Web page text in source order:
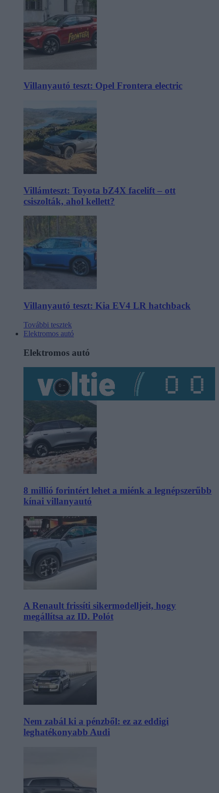
Villanyautó teszt: Opel Frontera electric
Villámteszt: Toyota bZ4X facelift – ott
csiszolták, ahol kellett?
Villanyautó teszt: Kia EV4 LR hatchback
További tesztek
Elektromos autó
Elektromos autó
8 millió forintért lehet a miénk a legnépszerűbb
kínai villanyautó
A Renault frissíti sikermodelljeit, hogy
megállítsa az ID. Polót
Nem zabál ki a pénzből: ez az eddigi
leghatékonyabb Audi